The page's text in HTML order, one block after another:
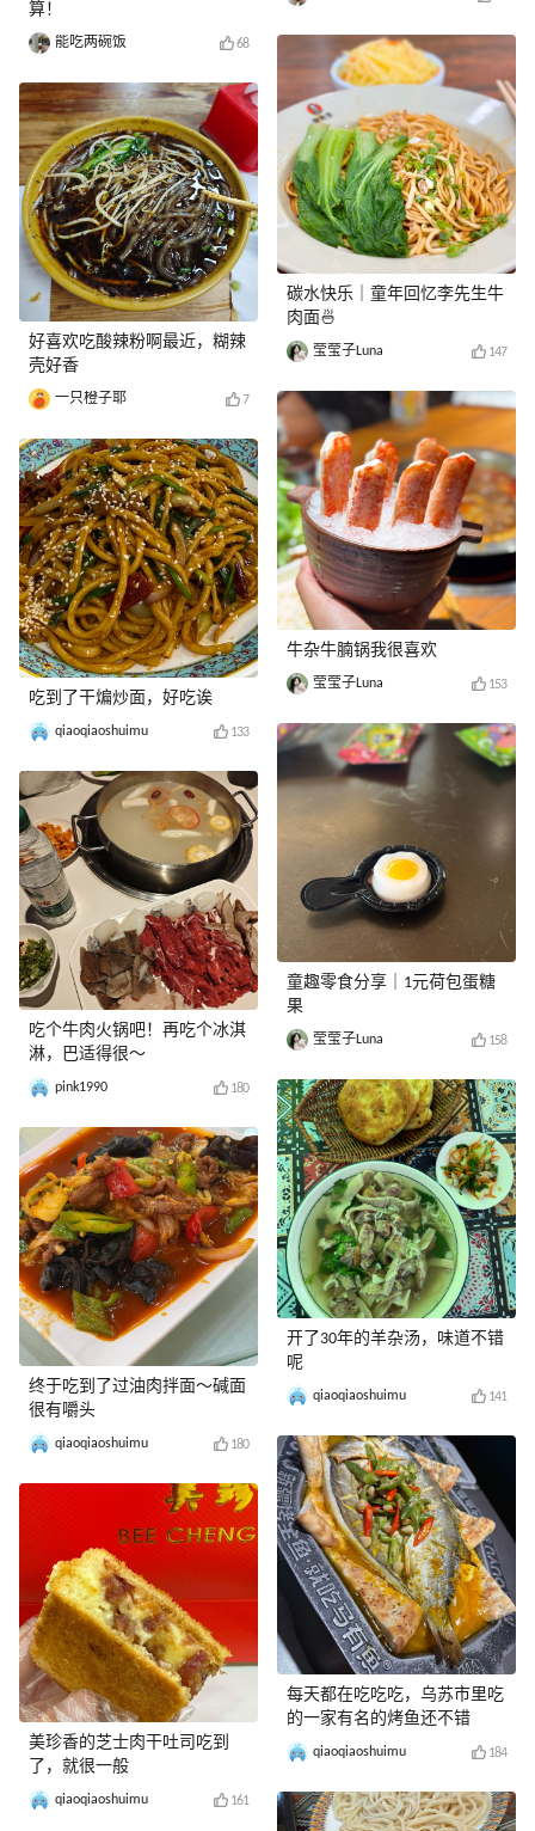
算！
能吃两碗饭 68
好喜欢吃酸辣粉啊最近，糊辣
壳好香
一只橙子耶 7
吃到了干煸炒面，好吃诶
qiaoqiaoshuimu 133
吃个牛肉火锅吧！再吃个冰淇
淋，巴适得很～
pink1990 180
终于吃到了过油肉拌面～碱面
很有嚼头
qiaoqiaoshuimu 180
美珍香的芝士肉干吐司吃到
了，就很一般
qiaoqiaoshuimu 161
碳水快乐｜童年回忆李先生牛
肉面🍜
莹莹子Luna 147
牛杂牛腩锅我很喜欢
莹莹子Luna 153
童趣零食分享｜1元荷包蛋糖
果
莹莹子Luna 158
开了30年的羊杂汤，味道不错
呢
qiaoqiaoshuimu 141
每天都在吃吃吃，乌苏市里吃
的一家有名的烤鱼还不错
qiaoqiaoshuimu 184